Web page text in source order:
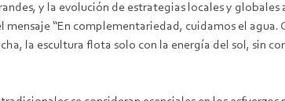
y la evolución de estrategias locales y
“En complementariedad, cuidamos el agua.
la escultura flota solo con la energía del sol, sin